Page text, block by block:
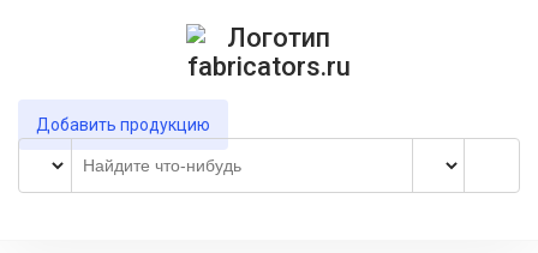
Добавить продукцию